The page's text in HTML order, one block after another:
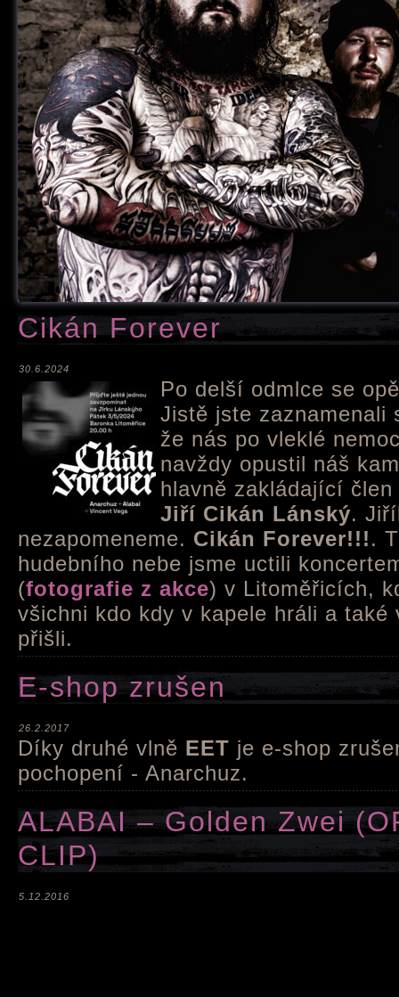
Cikán Forever
30.6.2024
Po delší odmlce se
Jistě jste zaznamenali
že nás po vleklé
navždy opustil náš
hlavně zakládající
Jiří Cikán Lánský.
nezapomeneme. Cikán Forever!!!.
hudebního nebe jsme uctili
(fotografie z akce) v Litoměřicích,
všichni kdo kdy v kapele hráli a také
přišli.
E-shop zrušen
26.2.2017
Díky druhé vlně EET je e-shop
pochopení - Anarchuz.
ALABAI – Golden Zwei
CLIP)
5.12.2016